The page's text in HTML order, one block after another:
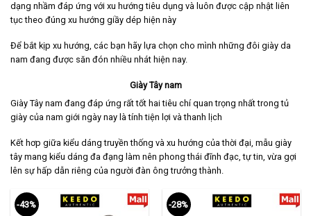
dạng nhầm đáp ứng với xu hướng tiêu dụng và luôn được cập nhật liên
tục theo đúng xu hướng giầy dép hiện này
Để bắt kịp xu hướng, các bạn hãy lựa chọn cho mình những đôi giày da
nam đang được săn đón nhiều nhát hiện nay.
Giày Tây nam
Giày Tây nam đang đáp ứng rất tốt hai tiêu chí quan trọng nhất trong tủ
giày của nam giới ngày nay là tính tiện lợi và thanh lịch
Kết hơp giữa kiểu dáng truyền thống và xu hướng của thời đại, mẫu giày
tây mang kiểu dáng đa đạng làm nên phong thái đĩnh đạc, tự tin, vừa gợi
lên sự hấp dẫn riêng của người đàn ông trưởng thành.
-43% -28%